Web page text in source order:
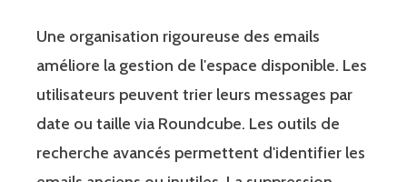
Une organisation rigoureuse des emails
améliore la gestion de l'espace disponible. Les
utilisateurs peuvent trier leurs messages par
date ou taille via Roundcube. Les outils de
recherche avancés permettent d'identifier les